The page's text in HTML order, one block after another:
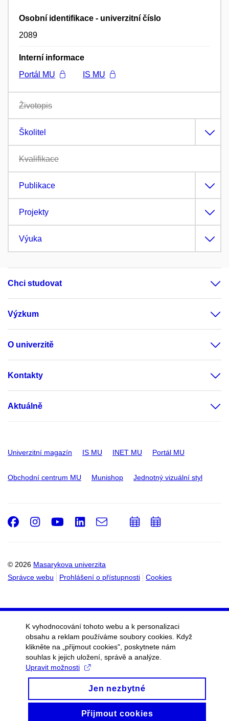
Osobní identifikace - univerzitní číslo
2089
Interní informace
Portál MU
IS MU
Životopis
Školitel
Kvalifikace
Publikace
Projekty
Výuka
Chci studovat
Výzkum
O univerzitě
Kontakty
Aktuálně
Univerzitní magazín IS MU INET MU Portál MU
Obchodní centrum MU Munishop Jednotný vizuální styl
© 2026 Masarykova univerzita
Správce webu
Prohlášení o přístupnosti Cookies
Facebook
Instagram
Youtube
LinkedIn
e-
Email
PřidatPřidat
K vyhodnocování tohoto webu a k personalizaci
obsahu a reklam používáme soubory cookies. Když
klikněte na „přijmout cookies", poskytnete nám
souhlas k jejich uložení, správě a analýze.
Upravit možnosti
Jen nezbytné
Přijmout cookies